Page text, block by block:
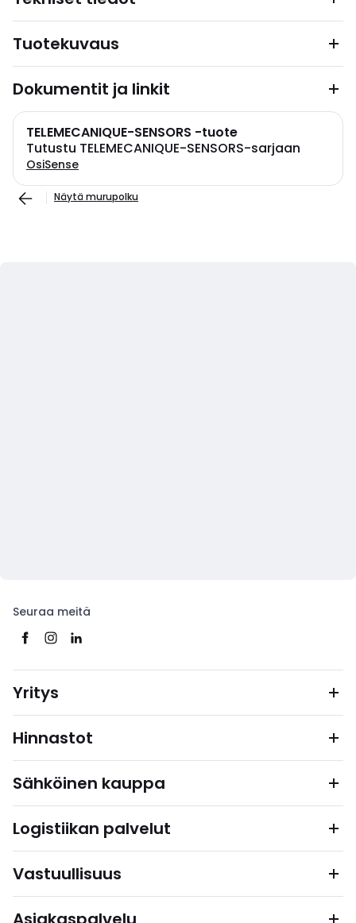
Tuotekuvaus
Dokumentit ja linkit
TELEMECANIQUE-SENSORS -tuote
Tutustu TELEMECANIQUE-SENSORS-sarjaan
OsiSense
Näytä murupolku
Seuraa meitä
Yritys
Hinnastot
Sähköinen kauppa
Logistiikan palvelut
Vastuullisuus